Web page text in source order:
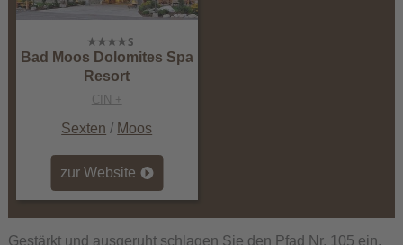
Bad Moos Dolomites Spa
Resort
CIN +
Sexten / Moos
zur Website
Gestärkt und ausgeruht schlagen Sie den Pfad Nr. 105 ein.